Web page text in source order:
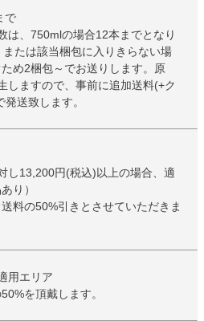
で
は、750mlの場合12本までとなり
たは該当梱包に入りきらない場
め2梱包～でお送りします。原
しますので、事前に追加送料(+ク
送致します。
し13,200円(税込)以上の場合、適
り）
料の50%引きとさせていただきま
用エリア
を頂戴します。